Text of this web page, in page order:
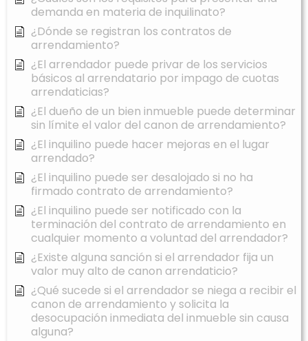
demanda en materia de inquilinato?
¿Dónde se registran los contratos de
arrendamiento?
¿El arrendador puede privar de los servicios
básicos al arrendatario por impago de cuotas
arrendaticias?
¿El dueño de un bien inmueble puede determinar
sin límite el valor del canon de arrendamiento?
¿El inquilino puede hacer mejoras en el lugar
arrendado?
¿El inquilino puede ser desalojado si no ha
firmado contrato de arrendamiento?
¿El inquilino puede ser notificado con la
terminación del contrato de arrendamiento en
cualquier momento a voluntad del arrendador?
¿Existe alguna sanción si el arrendador fija un
valor muy alto de canon arrendaticio?
¿Qué sucede si el arrendador se niega a recibir el
canon de arrendamiento y solicita la
desocupación inmediata del inmueble sin causa
alguna?